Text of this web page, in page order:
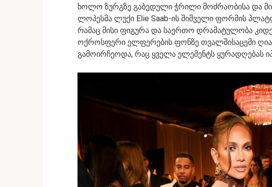
ხოლო ზურგზე გაბედული ჭრილი მოძრაობისა და
ლოპესმა ლუქი Elie Saab-ის შიშველი ფორმის
რამაც მისი ფიგურა და საერთო დრამატულობა
ოქროსფერი ელფერების ფონზე თვალშისაცემი
გამოირჩეოდა, რაც ყველა ელემენტს ყურადღებას